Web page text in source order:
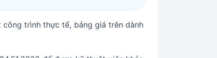
trình thực tế, bảng giá trên dành